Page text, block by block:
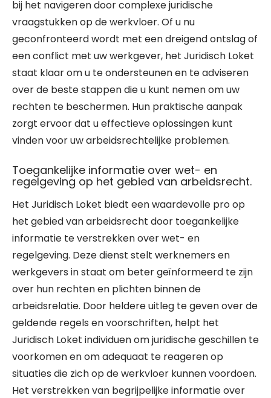
bij het navigeren door complexe juridische
vraagstukken op de werkvloer. Of u nu
geconfronteerd wordt met een dreigend ontslag of
een conflict met uw werkgever, het Juridisch Loket
staat klaar om u te ondersteunen en te adviseren
over de beste stappen die u kunt nemen om uw
rechten te beschermen. Hun praktische aanpak
zorgt ervoor dat u effectieve oplossingen kunt
vinden voor uw arbeidsrechtelijke problemen.
Toegankelijke informatie over wet- en
regelgeving op het gebied van arbeidsrecht.
Het Juridisch Loket biedt een waardevolle pro op
het gebied van arbeidsrecht door toegankelijke
informatie te verstrekken over wet- en
regelgeving. Deze dienst stelt werknemers en
werkgevers in staat om beter geïnformeerd te zijn
over hun rechten en plichten binnen de
arbeidsrelatie. Door heldere uitleg te geven over de
geldende regels en voorschriften, helpt het
Juridisch Loket individuen om juridische geschillen te
voorkomen en om adequaat te reageren op
situaties die zich op de werkvloer kunnen voordoen.
Het verstrekken van begrijpelijke informatie over